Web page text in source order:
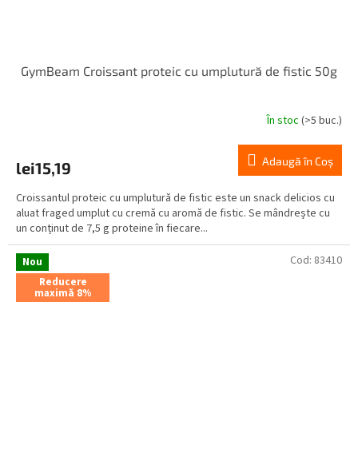
GymBeam Croissant proteic cu umplutură de fistic 50g
În stoc (>5 buc.)
lei15,19 Adaugă în Coş
Croissantul proteic cu umplutură de fistic este un snack delicios cu
aluat fraged umplut cu cremă cu aromă de fistic. Se mândrește cu
un conținut de 7,5 g proteine în fiecare...
Nou
Reducere
maximă 8%
Cod: 83410